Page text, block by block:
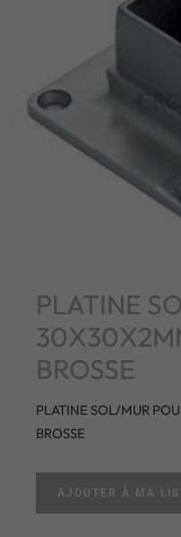
PLATINE
BROSSE
PLATINE SOL/MUR
BROSSE
AJOUTER À MA